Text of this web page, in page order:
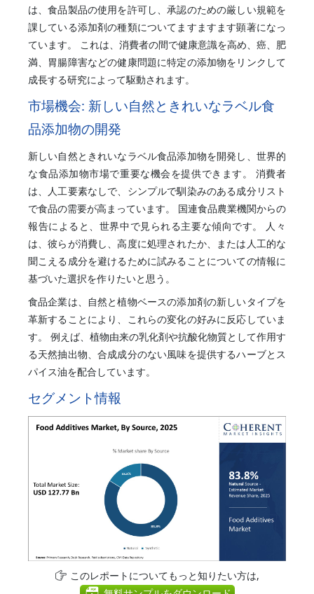
は、食品製品の使用を許可し、承認のための厳しい規範を
課している添加剤の種類についてますますます顕著になっ
ています。 これは、消費者の間で健康意識を高め、癌、肥
満、胃腸障害などの健康問題に特定の添加物をリンクして
成長する研究によって駆動されます。
市場機会: 新しい自然ときれいなラベル食
品添加物の開発
新しい自然ときれいなラベル食品添加物を開発し、世界的
な食品添加物市場で重要な機会を提供できます。 消費者
は、人工要素なしで、シンプルで馴染みのある成分リスト
で食品の需要が高まっています。 国連食品農業機関からの
報告によると、世界中で見られる主要な傾向です。 人々
は、彼らが消費し、高度に処理されたか、または人工的な
聞こえる成分を避けるために試みることについての情報に
基づいた選択を作りたいと思う。
食品企業は、自然と植物ベースの添加剤の新しいタイプを
革新することにより、これらの変化の好みに反応していま
す。 例えば、植物由来の乳化剤や抗酸化物質として作用す
る天然抽出物、合成成分のない風味を提供するハーブとス
パイス油を配合しています。
セグメント情報
このレポートについてもっと知りたい方は,